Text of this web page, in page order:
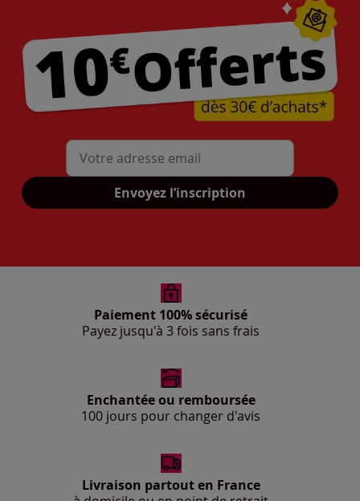
Mon adresse mail
Envoyez l’inscription
Paiement 100% sécurisé
Payez jusqu'à 3 fois sans frais
Enchantée ou remboursée
100 jours pour changer d'avis
Livraison partout en France